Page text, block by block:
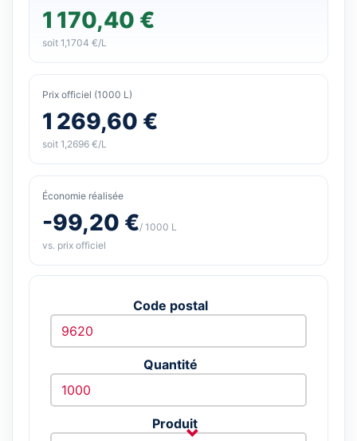
1 170,40 €
soit 1,1704 €/L
Prix officiel (1000 L)
1 269,60 €
soit 1,2696 €/L
Économie réalisée
-99,20 €/ 1000 L
vs. prix officiel
Code postal
Quantité
Produit